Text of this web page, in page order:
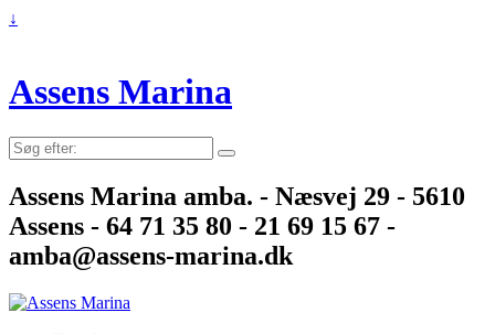
↓
Assens Marina
Søg
efter:
Assens Marina amba. - Næsvej 29 - 5610
Assens - 64 71 35 80 - 21 69 15 67 -
amba@assens-marina.dk